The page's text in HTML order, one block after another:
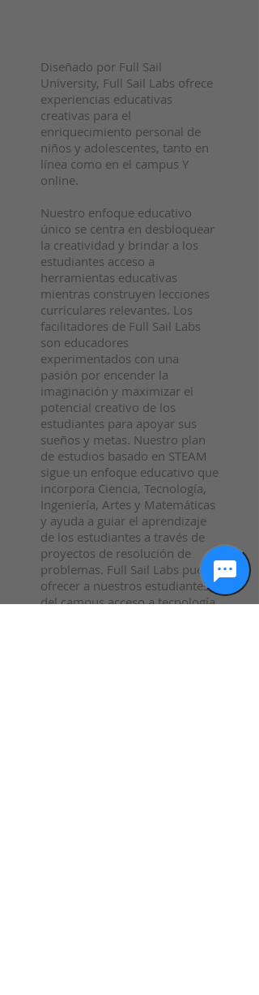
Diseñado por Full Sail
University, Full Sail Labs ofrece
experiencias educativas
creativas para el
enriquecimiento personal de
niños y adolescentes, tanto en
línea como en el campus Y
online.
Nuestro enfoque educativo
único se centra en desbloquear
la creatividad y brindar a los
estudiantes acceso a
herramientas educativas
mientras construyen lecciones
curriculares relevantes. Los
facilitadores de Full Sail Labs
son educadores
experimentados con una
pasión por encender la
imaginación y maximizar el
potencial creativo de los
estudiantes para apoyar sus
sueños y metas. Nuestro plan
de estudios basado en STEAM
sigue un enfoque educativo que
incorpora Ciencia, Tecnología,
Ingeniería, Artes y Matemáticas
y ayuda a guiar el aprendizaje
de los estudiantes a través de
proyectos de resolución de
problemas. Full Sail Labs puede
ofrecer a nuestros estudiantes
del campus acceso a tecnología